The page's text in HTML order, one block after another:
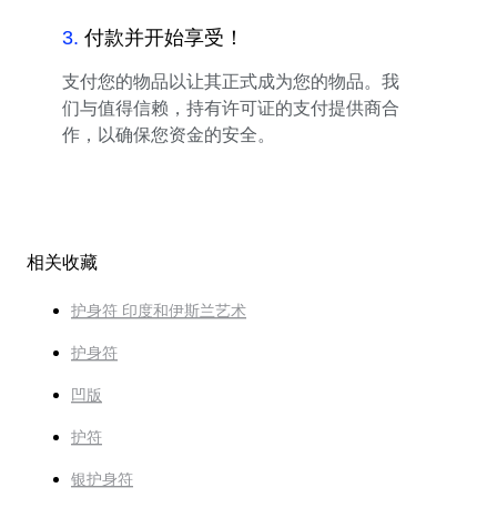
3. 付款并开始享受！
支付您的物品以让其正式成为您的物品。我
们与值得信赖，持有许可证的支付提供商合
作，以确保您资金的安全。
相关收藏
护身符 印度和伊斯兰艺术
护身符
凹版
护符
银护身符